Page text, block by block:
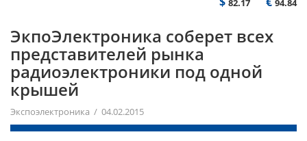
82.17 94.84
ЭкпоЭлектроника соберет всех
представителей рынка
радиоэлектроники под одной
крышей
Экспоэлектроника / 04.02.2015